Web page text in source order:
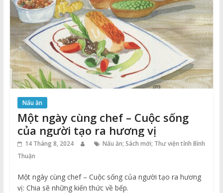
Nấu ăn
Một ngày cùng chef – Cuộc sống
của người tạo ra hương vị
14 Tháng 8, 2024
Nấu ăn; Sách mới; Thư viện tỉnh Bình
Thuận
Một ngày cùng chef – Cuộc sống của người tạo ra hương
vị: Chia sẽ những kiến thức về bếp.